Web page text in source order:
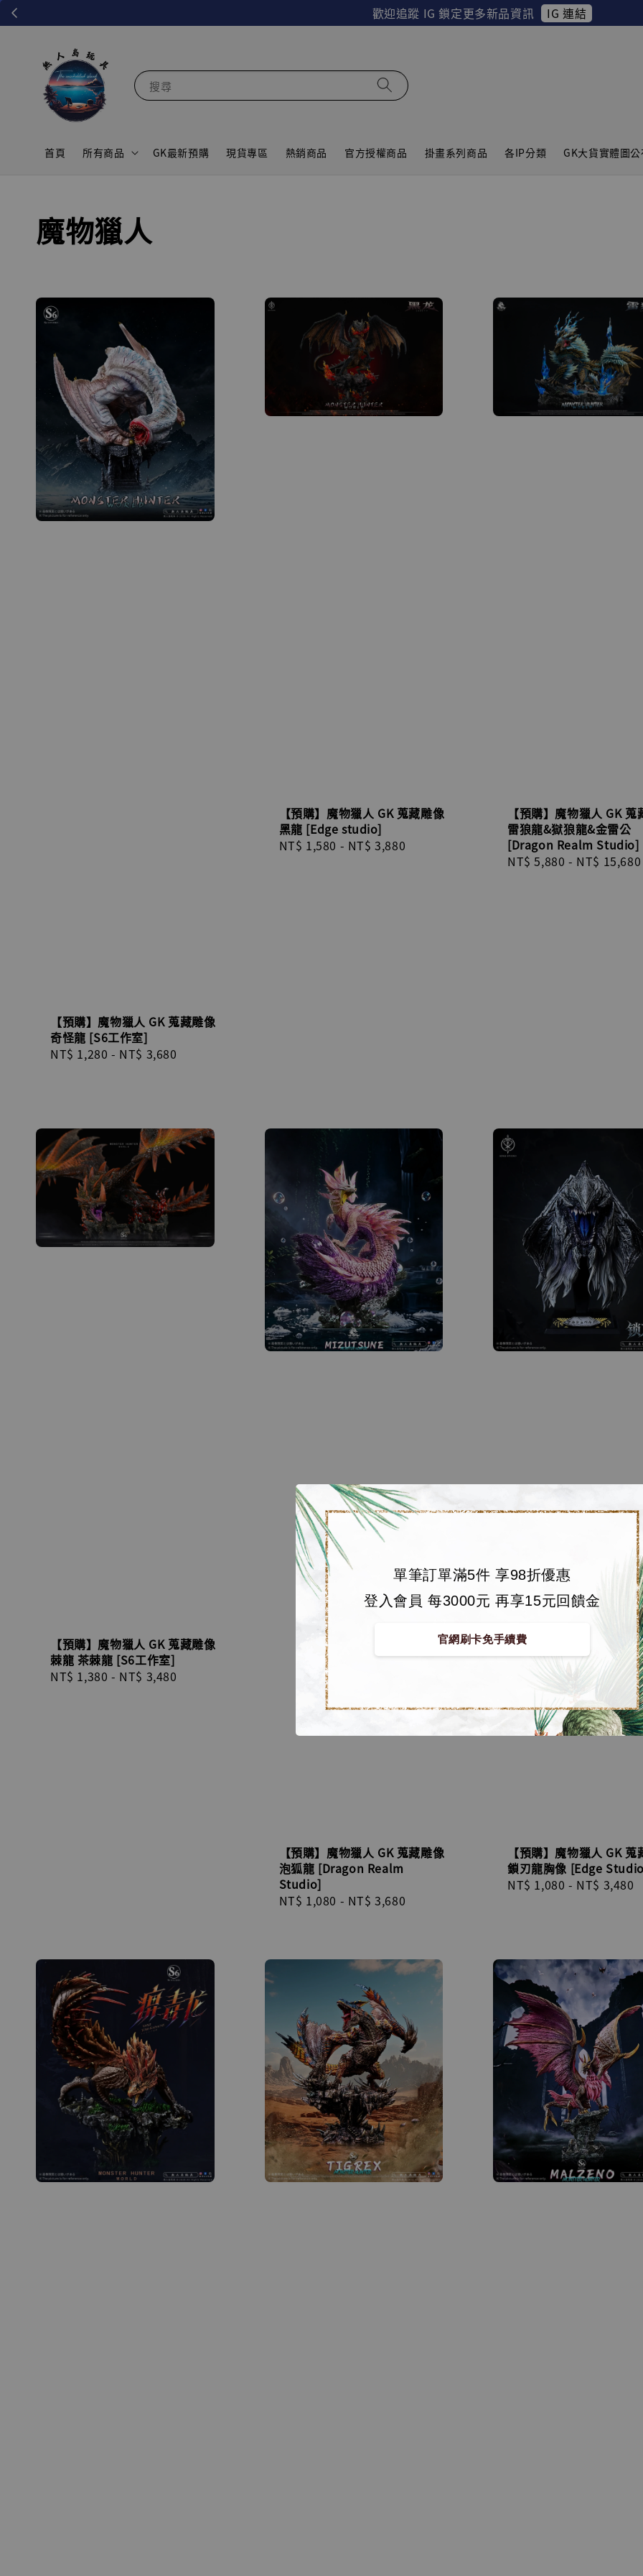
歡迎追蹤 IG 鎖定更多新品資訊 IG 連結
單筆訂單滿5件 享98折優惠
登入會員 每3000元 再享15元回饋金
官網刷卡免手續費
搜尋
首頁 所有商品 GK最新預購 現貨專區 熱銷商品 官方授權商品 掛畫系列商品 各IP分類 GK大貨實體圖
魔物獵人
【預購】魔物獵人 GK 蒐藏雕像
奇怪龍 [S6工作室]
Regular
NT$ 1,280 - NT$ 3,680
【預購】魔物獵人 GK 蒐藏雕像
黑龍 [Edge studio]
Regular
NT$ 1,580 - NT$ 3,880
【預購】魔物獵人 GK 蒐
雷狼龍&獄狼龍&金雷公
[Dragon Realm Studio]
Regular
NT$ 5,880 - NT$ 15,680
【預購】魔物獵人 GK 蒐藏雕像
棘龍 茶棘龍 [S6工作室]
Regular
NT$ 1,380 - NT$ 3,480
【預購】魔物獵人 GK 蒐藏雕像
泡狐龍 [Dragon Realm
Studio]
Regular
NT$ 1,080 - NT$ 3,680
【預購】魔物獵人 GK 蒐
鎖刃龍胸像 [Edge
Regular
NT$ 1,080 - NT$ 3,480